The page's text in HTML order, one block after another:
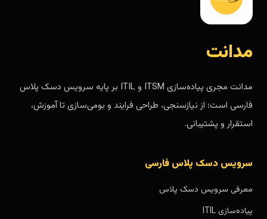
مدانت
مدانت مجری پیاده‌سازی ITSM و ITIL بر پایه سرویس دسک پلاس
فارسی است؛ از نیازسنجی، طراحی فرایند و بومی‌سازی تا آموزش،
استقرار و پشتیبانی.
سرویس دسک پلاس فارسی
معرفی سرویس دسک پلاس
پیاده‌سازی ITIL